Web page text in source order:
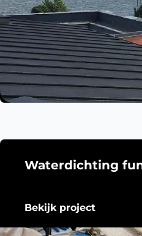
Waterdichting
Bekijk project